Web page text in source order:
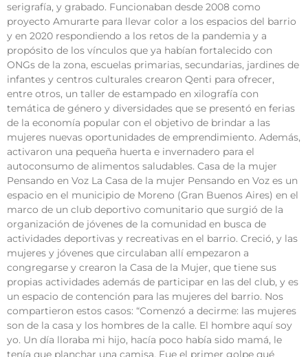
serigrafía, y grabado. Funcionaban desde 2008 como
proyecto Amurarte para llevar color a los espacios del barrio
y en 2020 respondiendo a los retos de la pandemia y a
propósito de los vínculos que ya habían fortalecido con
ONGs de la zona, escuelas primarias, secundarias, jardines de
infantes y centros culturales crearon Qenti para ofrecer,
entre otros, un taller de estampado en xilografía con
temática de género y diversidades que se presentó en ferias
de la economía popular con el objetivo de brindar a las
mujeres nuevas oportunidades de emprendimiento. Además,
activaron una pequeña huerta e invernadero para el
autoconsumo de alimentos saludables. Casa de la mujer
Pensando en Voz La Casa de la mujer Pensando en Voz es un
espacio en el municipio de Moreno (Gran Buenos Aires) en el
marco de un club deportivo comunitario que surgió de la
organización de jóvenes de la comunidad en busca de
actividades deportivas y recreativas en el barrio. Creció, y las
mujeres y jóvenes que circulaban allí empezaron a
congregarse y crearon la Casa de la Mujer, que tiene sus
propias actividades además de participar en las del club, y es
un espacio de contención para las mujeres del barrio. Nos
compartieron estos casos: “Comenzó a decirme: las mujeres
son de la casa y los hombres de la calle. El hombre aquí soy
yo. Un día lloraba mi hijo, hacía poco había sido mamá, le
tenía que planchar una camisa. Fue el primer golpe qué